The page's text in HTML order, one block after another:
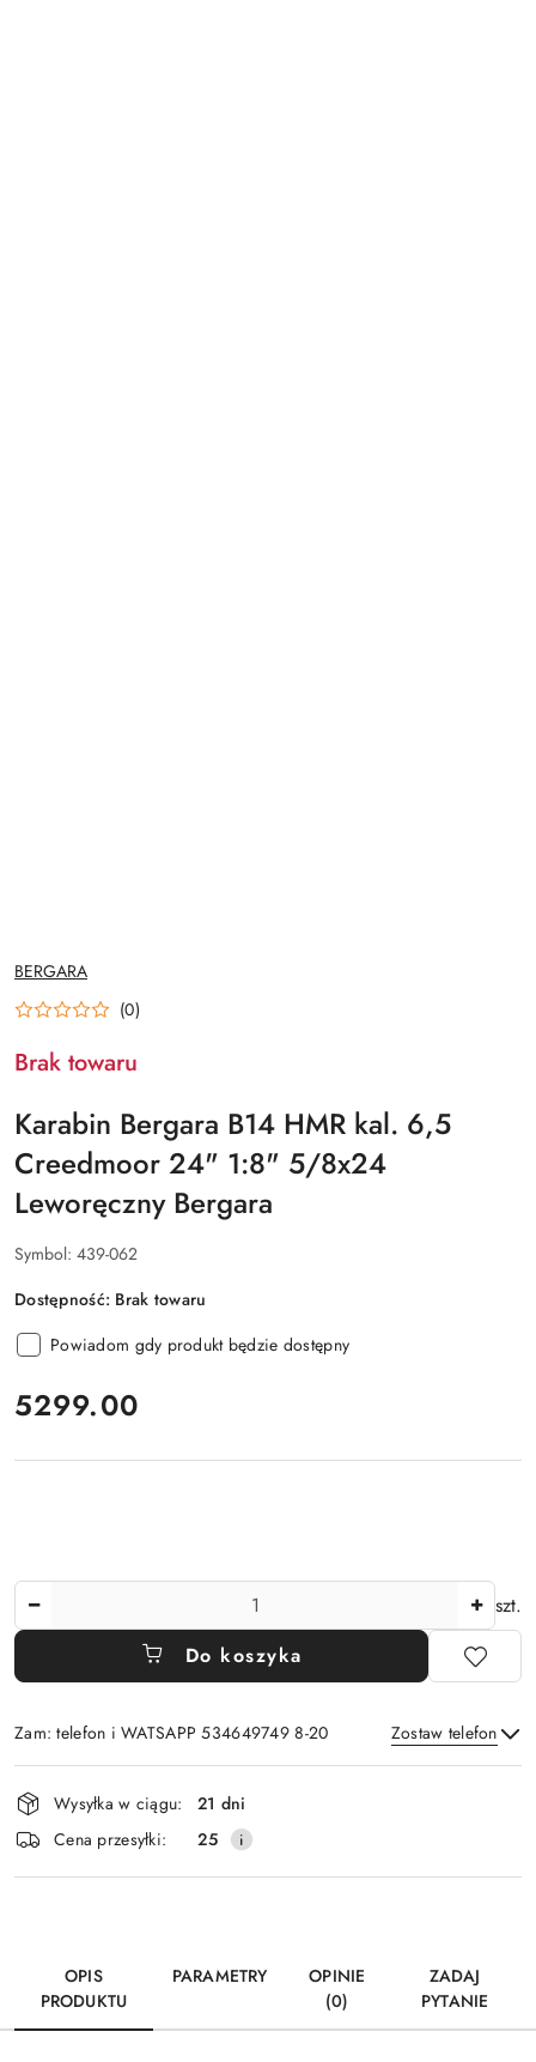
NAZWA
PRODUCENTA:
BERGARA
(0)
Brak towaru
Karabin Bergara B14 HMR kal. 6,5
Creedmoor 24" 1:8" 5/8x24
Leworęczny Bergara
Symbol: 439-062
Dostępność: Brak towaru
Powiadom gdy produkt będzie dostępny
cena:
5299.00
szt.
Do koszyka
Zam: telefon i WATSAPP 534649749 8-20 Zostaw telefon
Wyślij
Dostępność
i
dostawa
Wysyłka w ciągu:
21 dni
Cena przesyłki:
25
OPIS
PRODUKTU
PARAMETRY
OPINIE
(0)
ZADAJ
PYTANIE